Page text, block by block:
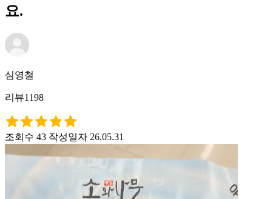
요.
심영철
리뷰1198
조회수 43 작성일자 26.05.31